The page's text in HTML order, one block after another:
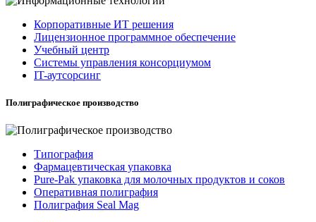
Корпоративные ИТ решения
Лицензионное программное обеспечение
Учебный центр
Системы управления консорциумом
IT-аутсорсинг
Полиграфическое производство
Типография
Фармацевтическая упаковка
Pure-Pak упаковка для молочных продуктов и соков
Оперативная полиграфия
Полиграфия Seal Mag